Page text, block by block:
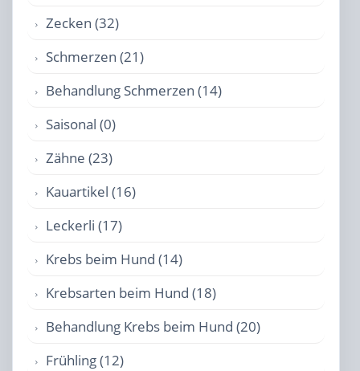
Zecken (32)
Schmerzen (21)
Behandlung Schmerzen (14)
Saisonal (0)
Zähne (23)
Kauartikel (16)
Leckerli (17)
Krebs beim Hund (14)
Krebsarten beim Hund (18)
Behandlung Krebs beim Hund (20)
Frühling (12)